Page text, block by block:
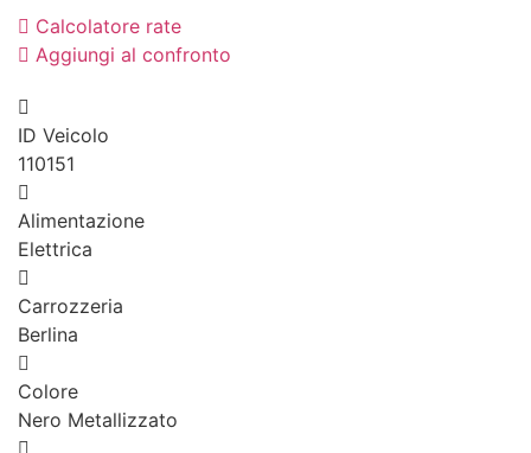
Calcolatore rate
Aggiungi al confronto
ID Veicolo
110151
Alimentazione
Elettrica
Carrozzeria
Berlina
Colore
Nero Metallizzato